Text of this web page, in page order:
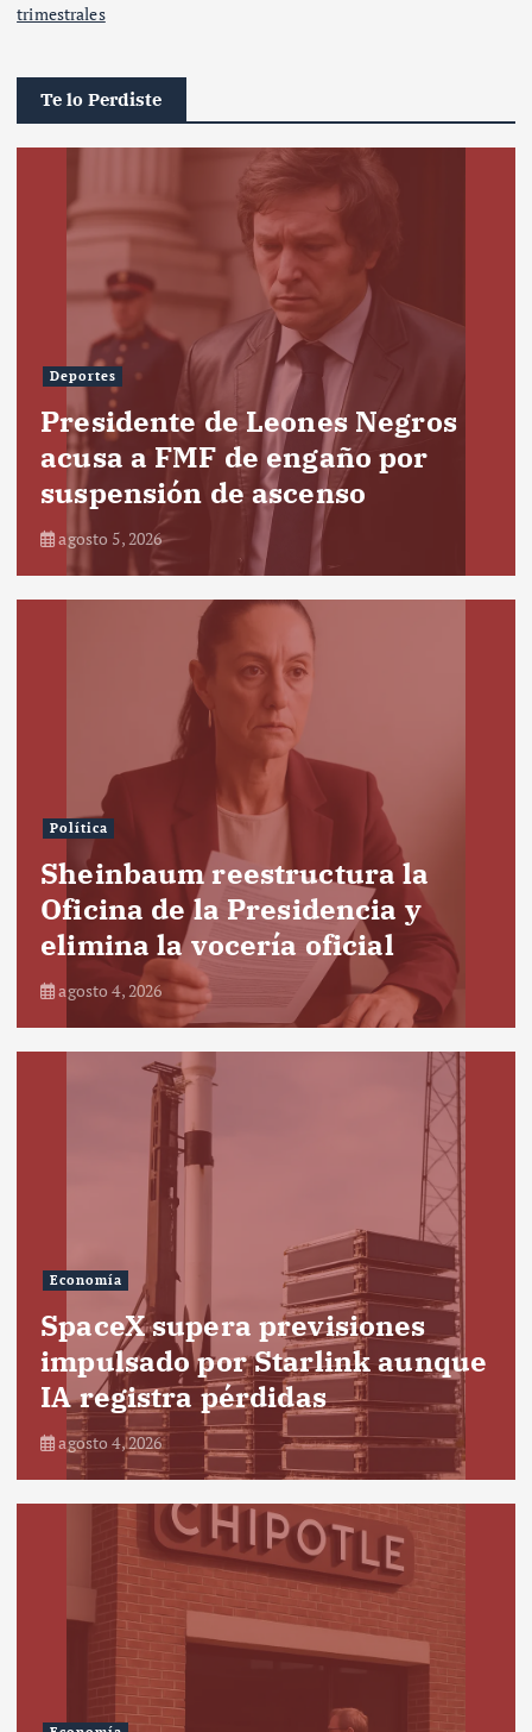
trimestrales
Te lo Perdiste
Deportes
Presidente de Leones Negros
acusa a FMF de engaño por
suspensión de ascenso
agosto 5, 2026
Política
Sheinbaum reestructura la
Oficina de la Presidencia y
elimina la vocería oficial
agosto 4, 2026
Economía
SpaceX supera previsiones
impulsado por Starlink aunque
IA registra pérdidas
agosto 4, 2026